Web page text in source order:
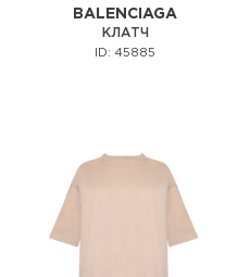
BALENCIAGA
КЛАТЧ
ID: 45885